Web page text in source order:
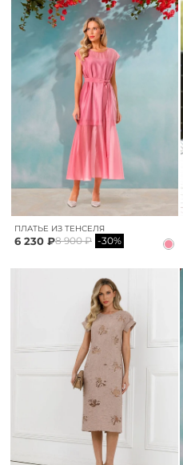
ПЛАТЬЕ ИЗ ТЕНСЕЛЯ
6 230 ₽8 900 ₽ -30%